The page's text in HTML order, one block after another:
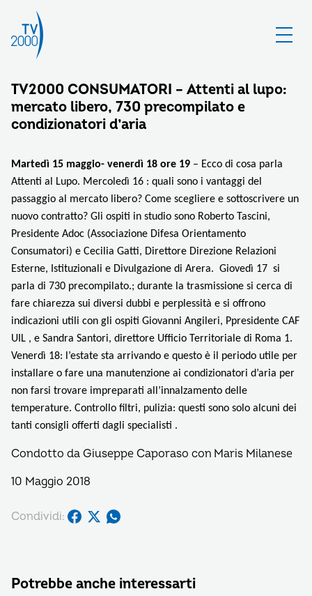
TV2000 CONSUMATORI – Attenti al lupo:
mercato libero, 730 precompilato e
condizionatori d’aria
Martedì 15 maggio- venerdì 18 ore 19 – Ecco di cosa parla
Attenti al Lupo. Mercoledì 16 : quali sono i vantaggi del
passaggio al mercato libero? Come scegliere e sottoscrivere un
nuovo contratto? Gli ospiti in studio sono Roberto Tascini,
Presidente Adoc (Associazione Difesa Orientamento
Consumatori) e Cecilia Gatti, Direttore Direzione Relazioni
Esterne, Istituzionali e Divulgazione di Arera. Giovedì 17 si
parla di 730 precompilato.; durante la trasmissione si cerca di
fare chiarezza sui diversi dubbi e perplessità e si offrono
indicazioni utili con gli ospiti Giovanni Angileri, Ppresidente CAF
UIL , e Sandra Santori, direttore Ufficio Territoriale di Roma 1.
Venerdì 18: l ’estate sta arrivando e questo è il periodo utile per
installare o fare una manutenzione ai condizionatori d’aria per
non farsi trovare impreparati all’innalzamento delle
temperature. Controllo filtri, pulizia: questi sono solo alcuni dei
tanti consigli offerti dagli specialisti .
Condotto da Giuseppe Caporaso con Maris Milanese
10 Maggio 2018
Condividi:
Potrebbe anche interessarti